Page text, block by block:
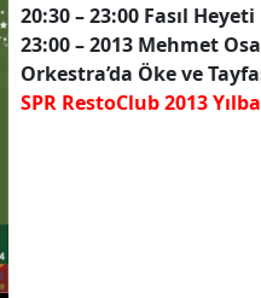
20:30 – 23:00 Fasıl Heyeti
23:00 – 2013 Mehmet
Orkestra’da Öke ve
SPR RestoClub 2013